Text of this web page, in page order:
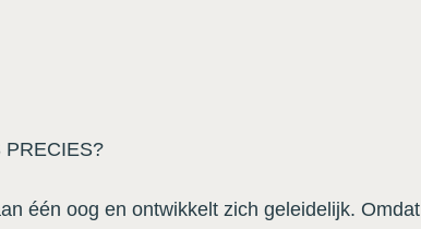
PRECIES?
één oog en ontwikkelt zich geleidelijk. Omdat